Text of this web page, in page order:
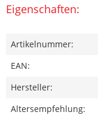
Eigenschaften:
Artikelnummer:
EAN:
Hersteller:
Altersempfehlung: